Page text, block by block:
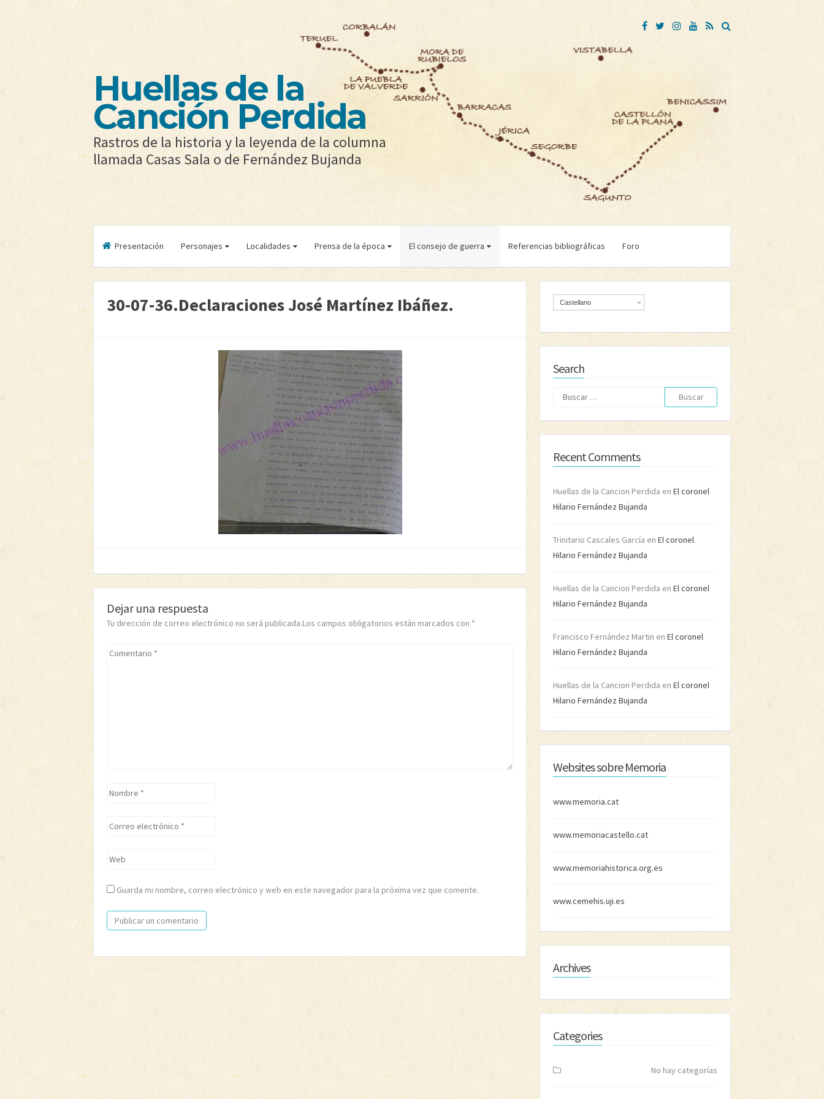
Huellas de la
Canción Perdida
Rastros de la historia y la leyenda de la columna
llamada Casas Sala o de Fernández Bujanda
Presentación Personajes Localidades Prensa de la época El consejo de guerra Referencias bibliográficas Foro
30-07-36.Declaraciones José Martínez Ibáñez.
Dejar una respuesta
Tu dirección de correo electrónico no será publicada.Los campos obligatorios están marcados con *
Comentario
Nombre
Correo
Web
Guarda mi nombre, correo electrónico y web en este navegador para la próxima vez que comente.
Castellano
Search
Buscar:
Recent Comments
Huellas de la Cancion Perdida en El coronel
Hilario Fernández Bujanda
Trinitario Cascales García en El coronel
Hilario Fernández Bujanda
Huellas de la Cancion Perdida en El coronel
Hilario Fernández Bujanda
Francisco Fernández Martin en El coronel
Hilario Fernández Bujanda
Huellas de la Cancion Perdida en El coronel
Hilario Fernández Bujanda
Websites sobre Memoria
www.memoria.cat
www.memoriacastello.cat
www.memoriahistorica.org.es
www.cemehis.uji.es
Archives
Categories
No hay categorías